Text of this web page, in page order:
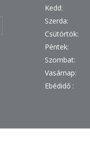
Kedd:
Szerda:
Csütörtök:
Péntek:
Szombat:
Vasárnap:
Ebédidő :